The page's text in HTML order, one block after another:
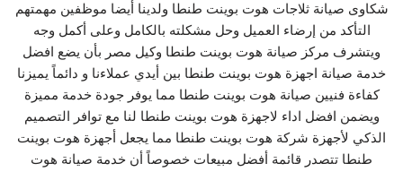
شكاوى صيانة ثلاجات هوت بوينت طنطا ولدينا أيضا موظفين مهمتهم
التأكد من إرضاء العميل وحل مشكلته بالكامل وعلى أكمل وجه
ويتشرف مركز صيانة هوت بوينت طنطا وكيل مصر بأن يضع افضل
خدمة صيانة اجهزة هوت بوينت طنطا بين أيدي عملاءنا و دائماً يميزنا
كفاءة فنيين صيانة هوت بوينت طنطا مما يوفر جودة خدمة مميزة
ويضمن افضل اداء لاجهزة هوت بوينت طنطا لنا مع توافر التصميم
الذكي لأجهزة شركة هوت بوينت طنطا مما يجعل أجهزة هوت بوينت
طنطا تتصدر قائمة أفضل مبيعات خصوصاً أن خدمة صيانة هوت